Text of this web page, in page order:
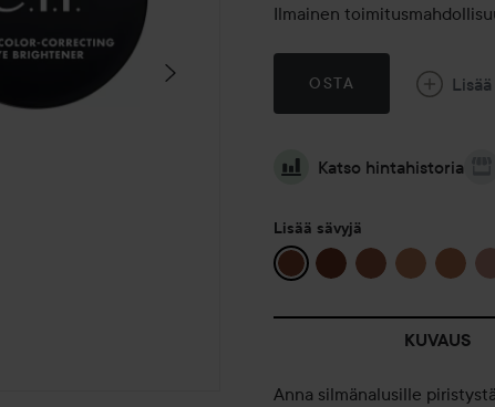
Ilmainen
OSTA Lisää
Katso hintahistoria
Lisää sävyjä
KUVAUS
Anna silmänalusille